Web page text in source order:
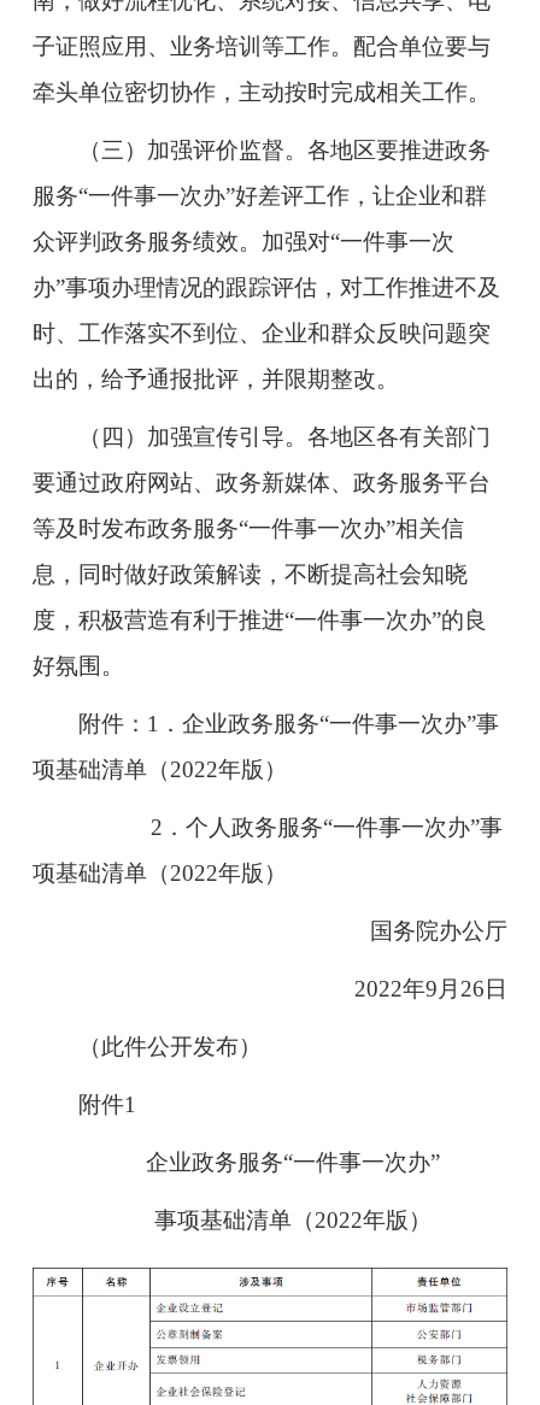
子证照应用、业务培训等工作。配合单位要与
牵头单位密切协作，主动按时完成相关工作。
（三）加强评价监督。各地区要推进政务
服务“一件事一次办”好差评工作，让企业和群
众评判政务服务绩效。加强对“一件事一次
办”事项办理情况的跟踪评估，对工作推进不及
时、工作落实不到位、企业和群众反映问题突
出的，给予通报批评，并限期整改。
（四）加强宣传引导。各地区各有关部门
要通过政府网站、政务新媒体、政务服务平台
等及时发布政务服务“一件事一次办”相关信
息，同时做好政策解读，不断提高社会知晓
度，积极营造有利于推进“一件事一次办”的良
好氛围。
附件：1．企业政务服务“一件事一次办”事
项基础清单（2022年版）
2．个人政务服务“一件事一次办”事
项基础清单（2022年版）
国务院办公厅
2022年9月26日
（此件公开发布）
附件1
企业政务服务“一件事一次办”
事项基础清单（2022年版）